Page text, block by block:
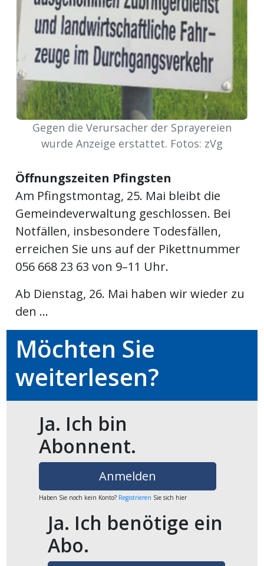
Gegen die Verursacher der Sprayereien
wurde Anzeige erstattet. Fotos: zVg
Öffnungszeiten Pfingsten
Am Pfingstmontag, 25. Mai bleibt die
Gemeindeverwaltung geschlossen. Bei
Notfällen, insbesondere Todesfällen,
erreichen Sie uns auf der Pikettnummer
056 668 23 63 von 9–11 Uhr.
Ab Dienstag, 26. Mai haben wir wieder zu
den ...
Möchten Sie
weiterlesen?
Ja. Ich bin
Abonnent.
Anmelden
Haben Sie noch kein Konto? Registrieren Sie sich hier
Ja. Ich benötige ein
Abo.